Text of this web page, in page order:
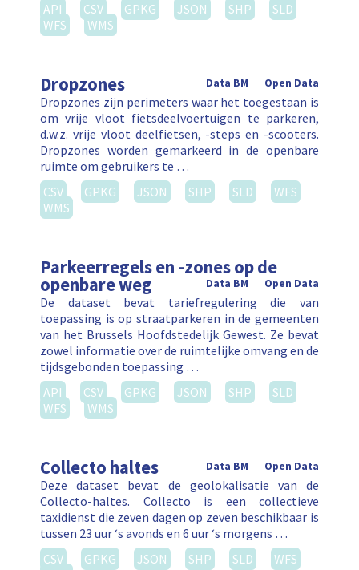
API
CSV GPKG JSON SHP
SLD
WFS
WMS
Dropzones Open Data
Data BM
Dropzones zijn perimeters waar het toegestaan is
om vrije vloot fietsdeelvoertuigen te parkeren,
d.w.z. vrije vloot deelfietsen, -steps en -scooters.
Dropzones worden gemarkeerd in de openbare
ruimte om gebruikers te …
CSV
GPKG JSON SHP SLD
WFS
WMS
Parkeerregels en -zones op de
openbare weg Open Data
Data BM
De dataset bevat tariefregulering die van
toepassing is op straatparkeren in de gemeenten
van het Brussels Hoofdstedelijk Gewest. Ze bevat
zowel informatie over de ruimtelijke omvang en de
tijdsgebonden toepassing …
API
CSV GPKG JSON SHP
SLD
WFS
WMS
Collecto haltes Open Data
Data BM
Deze dataset bevat de geolokalisatie van de
Collecto-haltes. Collecto is een collectieve
taxidienst die zeven dagen op zeven beschikbaar is
tussen 23 uur ‘s avonds en 6 uur ‘s morgens …
CSV
GPKG JSON SHP SLD
WFS